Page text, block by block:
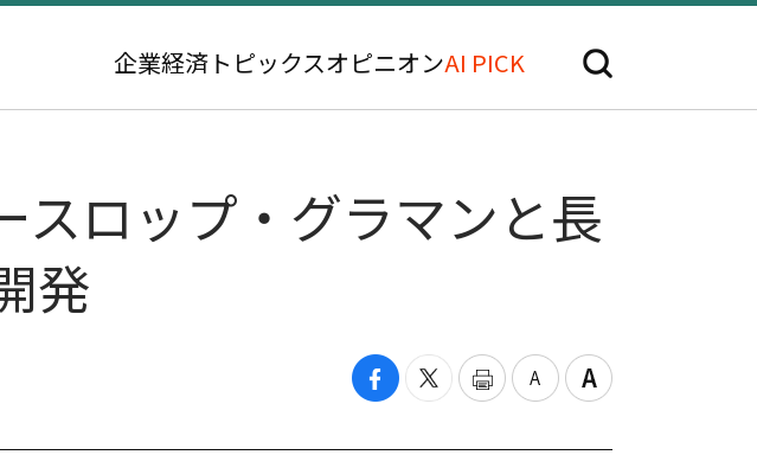
企業経済 トピックスオピニオンAI PICK
スロップ・グラマンと長
発